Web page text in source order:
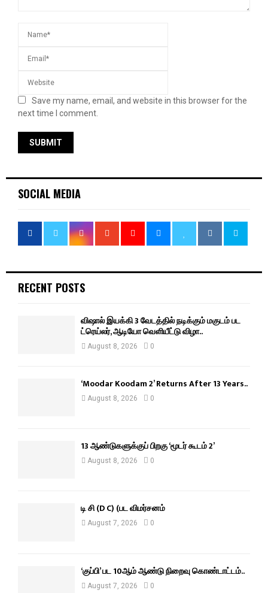
Save my name, email, and website in this browser for the
next time I comment.
SOCIAL MEDIA
RECENT POSTS
விஷால் இயக்கி 3 வேடத்தில் நடிக்கும் மகுடம் பட
ட்ரெய்லர், ஆடியோ வெளியீட்டு விழா..
August 8, 2026 0
‘Moodar Koodam 2’ Returns After 13 Years..
August 8, 2026 0
13 ஆண்டுகளுக்குப் பிறகு ‘மூடர் கூடம் 2’
August 8, 2026 0
டி சி (D C) (பட விமர்சனம்
August 7, 2026 0
‘குப்பி’ பட 10ஆம் ஆண்டு நிறைவு கொண்டாட்டம்..
August 7, 2026 0